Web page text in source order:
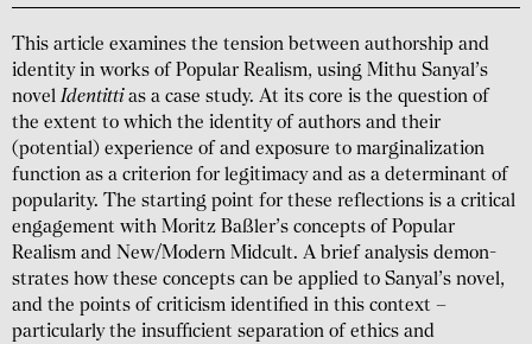
This article examines the tension between authorship and
identity in works of Popular Realism, using Mithu Sanyal’s
novelIdentitti as a case study. At its core is the question of
the extent to which the identity of authors and their
(potential) experience of and exposure to marginal­ization
function as a criterion for legitimacy and as a deter­minant of
popularity. The starting point for these reflections is a critical
engage­ment with Moritz Baßler’s concepts of Popular
Realism and New/Modern Midcult. A brief analysis demon­
strates how these concepts can be applied to Sanyal’s novel,
and the points of criticism identified in this context –
particularly the insufficient separation of ethics and